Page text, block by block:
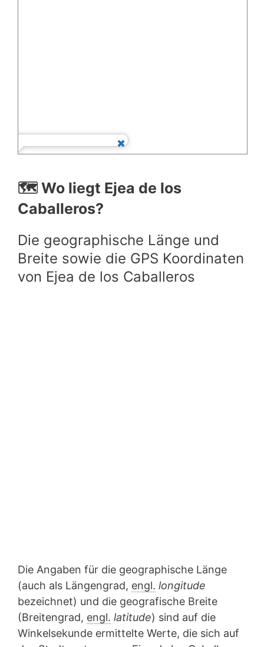
🗺️ Wo liegt Ejea de los
Caballeros?
Die geographische Länge und
Breite sowie die GPS Koordinaten
von Ejea de los Caballeros
Die Angaben für die geographische Länge
(auch als Längengrad, engl. longitude
bezeichnet) und die geografische Breite
(Breitengrad, engl. latitude) sind auf die
Winkelsekunde ermittelte Werte, die sich auf